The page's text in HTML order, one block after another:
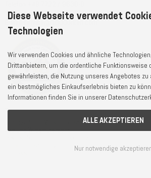
WhatsApp+49 7722 / 9630-0
E-Mailservice@1000uhren.com
Lieferzeit und Versandkosten
AGB und Widerrufsrecht
© Weisser GmbH -
Diese Webseite verwendet
Technologien
Wir verwenden Cookies und ähnliche
Drittanbietern, um die ordentliche Funktionsweise
gewährleisten, die Nutzung unseres Angebotes zu
ein bestmögliches Einkaufserlebnis bieten zu
Informationen finden Sie in unserer
ALLE AKZEPTIEREN
Nur notwendige